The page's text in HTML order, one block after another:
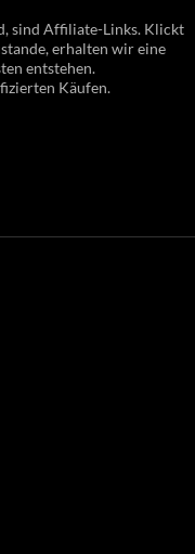
sind Affiliate-Links. Klickt
erhalten wir eine
entstehen.
Käufen.